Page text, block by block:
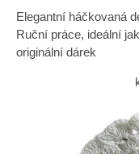
Elegantní háčkovaná
Ruční práce, ideální
originální dárek